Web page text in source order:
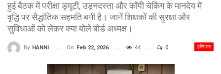
हुई बैठक में परीक्षा ड्यूटी, उड़नदस्ता और कॉपी चेकिंग के मानदेय में
वृद्धि पर सैद्धांतिक सहमति बनी है। जानें शिक्षकों की सुरक्षा और
सुविधाओं को लेकर क्या बोले बोर्ड अध्यक्ष।
हरियाणा
By HANNI On Feb 22, 2026 44 0